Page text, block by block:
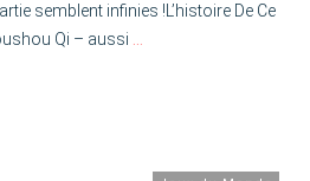
semblent infinies !L’histoire De Ce
Qi – aussi